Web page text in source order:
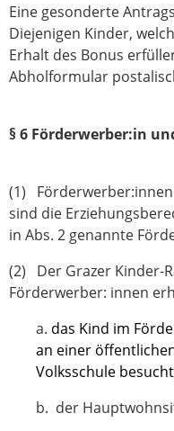
Eine gesonderte
Diejenigen Kinder,
Erhalt des Bonus
Abholformular
§ 6 Förderwerber:in
(1)
sind die
in Abs. 2 genannte
(2) Der Grazer Kinder-
Förderwerber: innen
a. das Kind im
an einer
Volksschule
b. der